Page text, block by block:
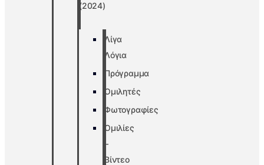
(2024)
Λίγα
Λόγια
Πρόγραμμα
Ομιλητές
Φωτογραφίες
Ομιλίες
–
Βίντεο